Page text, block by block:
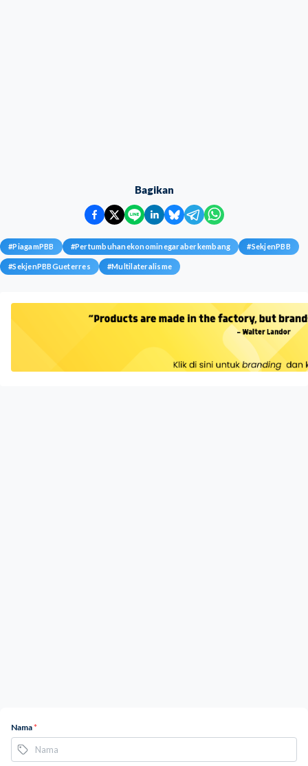
Bagikan
#PiagamPBB #Pertumbuhanekonominegaraberkembang #SekjenPBB
#SekjenPBBGueterres #Multilateralisme
Nama*